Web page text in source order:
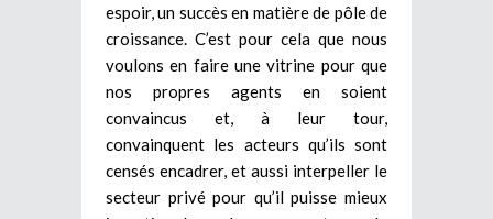
espoir, un succès en matière de pôle de
croissance. C’est pour cela que nous
voulons en faire une vitrine pour que
nos propres agents en soient
convaincus et, à leur tour,
convainquent les acteurs qu’ils sont
censés encadrer, et aussi interpeller le
secteur privé pour qu’il puisse mieux